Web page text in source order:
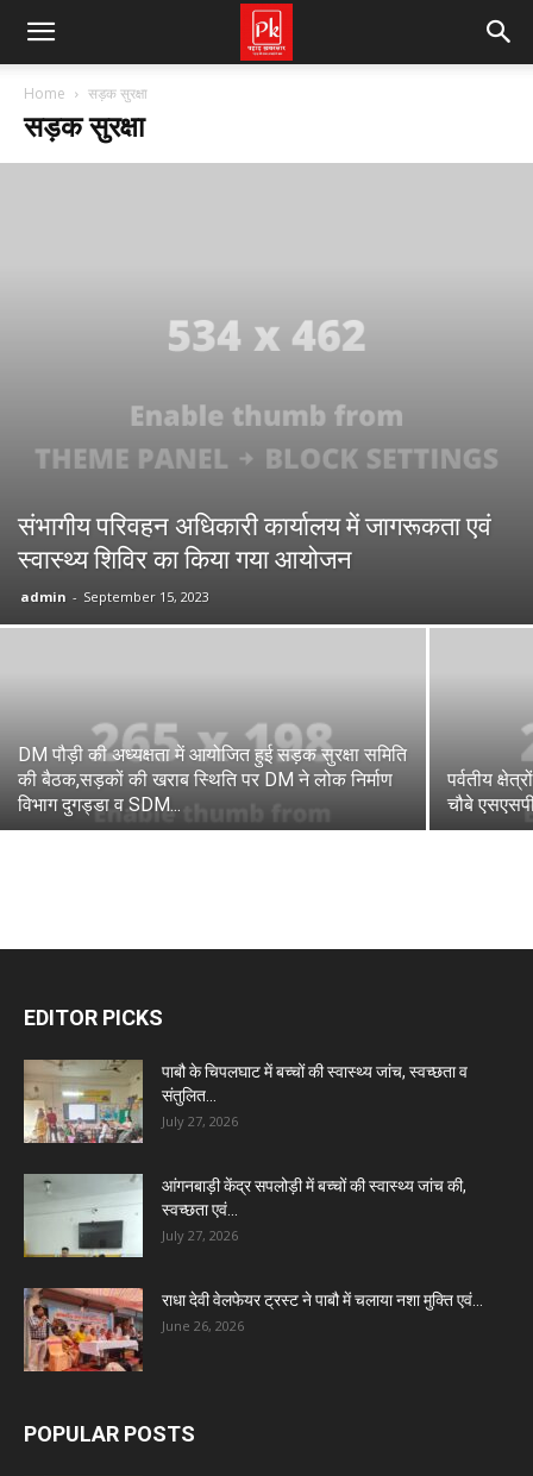
Home सड़क सुरक्षा
सड़क सुरक्षा
संभागीय परिवहन अधिकारी कार्यालय में जागरूकता एवं
स्वास्थ्य शिविर का किया गया आयोजन
admin - September 15, 2023
DM पौड़ी की अध्यक्षता में आयोजित हुई सड़क सुरक्षा समिति
की बैठक,सड़कों की खराब स्थिति पर DM ने लोक निर्माण
विभाग दुगड्डा व SDM...
पर्वतीय
चौबे
EDITOR PICKS
पाबौ के चिपलघाट में बच्चों की स्वास्थ्य जांच, स्वच्छता व
संतुलित...
July 27, 2026
आंगनबाड़ी केंद्र सपलोड़ी में बच्चों की स्वास्थ्य जांच की,
स्वच्छता एवं...
July 27, 2026
राधा देवी वेलफेयर ट्रस्ट ने पाबौ में चलाया नशा मुक्ति एवं...
June 26, 2026
POPULAR POSTS